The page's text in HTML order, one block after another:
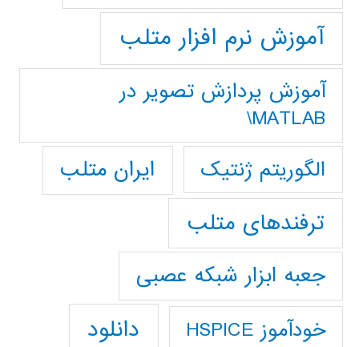
آموزش نرم افزار متلب
آموزش پردازش تصوير در
MATLAB\
الگوریتم ژنتیک
ایران متلب
ترفندهای متلب
جعبه ابزار شبکه عصبی
خودآموز HSPICE دانلود